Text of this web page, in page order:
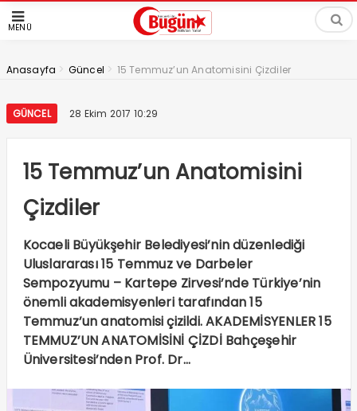
MENÜ
Anasayfa > Güncel > 15 Temmuz’un Anatomisini Çizdiler
GÜNCEL 28 Ekim 2017 10:29
15 Temmuz’un Anatomisini
Çizdiler
Kocaeli Büyükşehir Belediyesi’nin düzenlediği
Uluslararası 15 Temmuz ve Darbeler
Sempozyumu – Kartepe Zirvesi’nde Türkiye’nin
önemli akademisyenleri tarafından 15
Temmuz’un anatomisi çizildi. AKADEMİSYENLER 15
TEMMUZ’UN ANATOMİSİNİ ÇİZDİ Bahçeşehir
Üniversitesi’nden Prof. Dr…